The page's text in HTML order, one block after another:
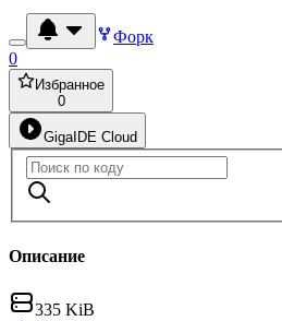
Форк
0
Избранное
0
GigaIDE Cloud
Описание
335 KiB